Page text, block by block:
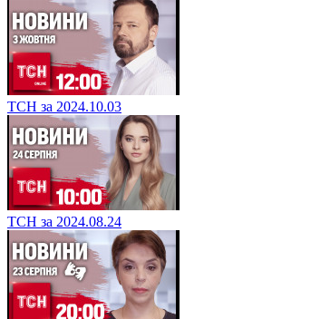
ТСН за 2024.10.03
ТСН за 2024.08.24